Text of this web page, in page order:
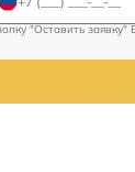
"Оставить заявку"